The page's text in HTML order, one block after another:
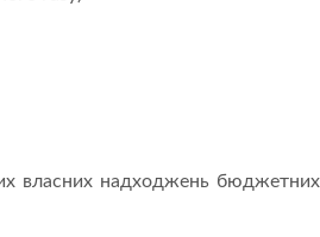
надходжень бюджетних